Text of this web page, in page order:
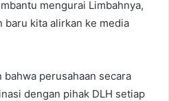
mengurai Limbahnya,
baru kita alirkan ke media
bahwa perusahaan secara
dengan pihak DLH setiap